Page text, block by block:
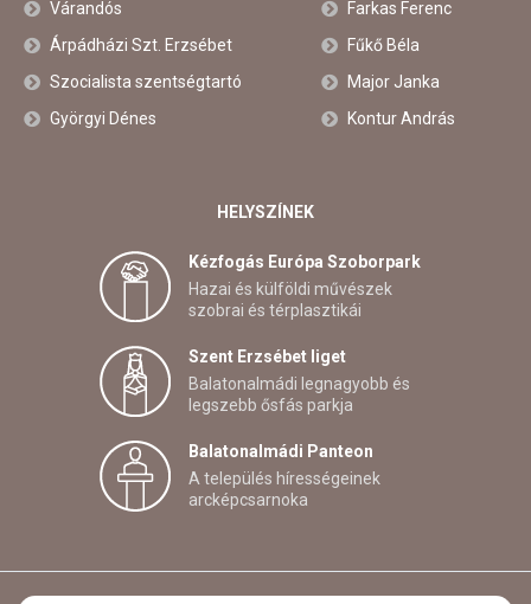
Várandós
Árpádházi Szt. Erzsébet
Szocialista szentségtartó
Györgyi Dénes
Farkas Ferenc
Fűkő Béla
Major Janka
Kontur András
HELYSZÍNEK
Kézfogás Európa Szoborpark
Hazai és külföldi művészek
szobrai és térplasztikái
Szent Erzsébet liget
Balatonalmádi legnagyobb és
legszebb ősfás parkja
Balatonalmádi Panteon
A település hírességeinek
arcképcsarnoka